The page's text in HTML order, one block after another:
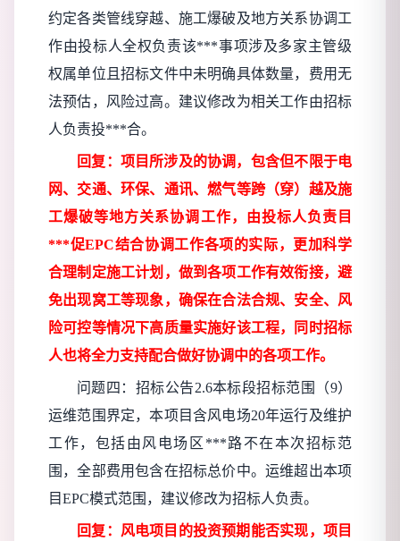
约定各类管线穿越、施工爆破及地方关系协调工
作由投标人全权负责该***事项涉及多家主管级
权属单位且招标文件中未明确具体数量，费用无
法预估，风险过高。建议修改为相关工作由招标
人负责投***合。
回复：项目所涉及的协调，包含但不限于电
网、交通、环保、通讯、燃气等跨（穿）越及施
工爆破等地方关系协调工作，由投标人负责目
***促EPC结合协调工作各项的实际，更加科学
合理制定施工计划，做到各项工作有效衔接，避
免出现窝工等现象，确保在合法合规、安全、风
险可控等情况下高质量实施好该工程，同时招标
人也将全力支持配合做好协调中的各项工作。
问题四：招标公告2.6本标段招标范围（9）
运维范围界定，本项目含风电场20年运行及维护
工作，包括由风电场区***路不在本次招标范
围，全部费用包含在招标总价中。运维超出本项
目EPC模式范围，建议修改为招标人负责。
回复：风电项目的投资预期能否实现，项目